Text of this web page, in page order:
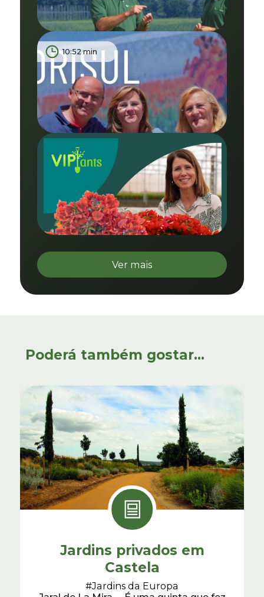
10:52 min
Ver mais
Poderá também gostar...
Jardins privados em
Castela
#Jardins da Europa